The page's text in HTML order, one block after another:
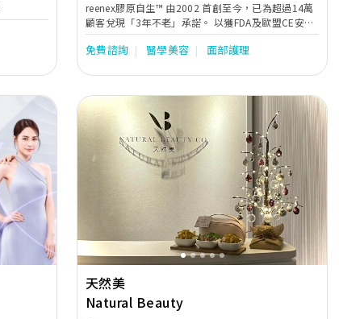
reenex膠原自生™ 由2002 首創至今，已為超過14萬
顧客兌現「3年不老」承諾。 以獲FDA及歐盟CE安全
及功效認證的1540光波，深入500微米膠原層，叫醒
膠原母體生膠原BB，幫你提升肌膚彈性，收細毛孔，
為NEO DERM集團旗下的專業醫學美容品牌，集團成
立於1997年，憑藉對醫學美容技術的深厚基礎，為全
港唯一榮獲HKMA優質管理金獎之美容集團。
免費諮詢 醫學美容 面部護理
Next Previous
天然美
Natural Beauty